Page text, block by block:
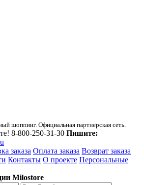
шоппинг. Официальная партнерская сеть.
8-800-250-31-30 Пишите:
заказа Оплата заказа Возврат заказа
Контакты О проекте Персональные
Milostore